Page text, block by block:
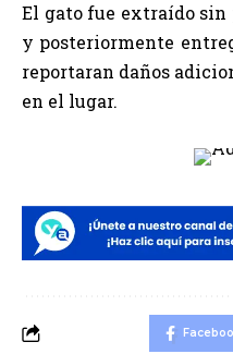
El gato fue extraído
y posteriormente
reportaran daños
en el lugar.